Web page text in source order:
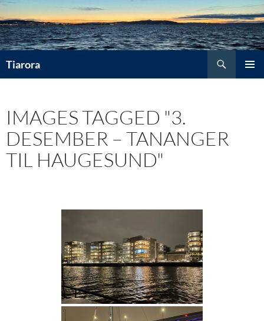
Hopp
til
innhold
Tiarora
IMAGES TAGGED "3.
DESEMBER – TANANGER
TIL HAUGESUND"